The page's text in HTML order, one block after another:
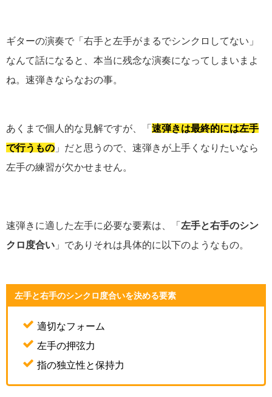
ギターの演奏で「右手と左手がまるでシンクロしてない」
なんて話になると、本当に残念な演奏になってしまいまよ
ね。速弾きならなおの事。
あくまで個人的な見解ですが、「速弾きは最終的には左手
で行うもの 」だと思うので、速弾きが上手くなりたいなら
左手の練習が欠かせません。
速弾きに適した左手に必要な要素は、「左手と右手のシン
クロ度合い 」でありそれは具体的に以下のようなもの。
左手と右手のシンクロ度合いを決める要素
適切なフォーム
左手の押弦力
指の独立性と保持力